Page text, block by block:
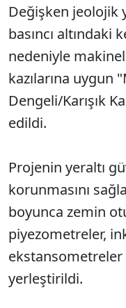
Değişken jeolojik
basıncı altındaki
nedeniyle
kazılarına uygun
Dengeli/Karışık
edildi.
Projenin yeraltı
korunmasını
boyunca zemin
piyezometreler,
ekstansometreler
yerleştirildi.